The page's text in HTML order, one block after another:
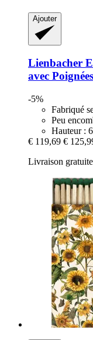
Ajouter
Lienbacher
avec
-5%
Fabriqué
Peu
Hauteur :
€ 119,69 €
Livraison